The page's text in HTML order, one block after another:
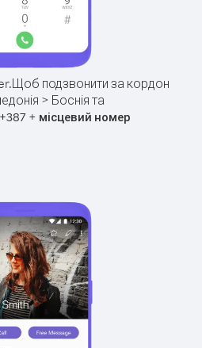
Щоб подзвонити за кордон
> Боснія та
+387 + місцевий номер